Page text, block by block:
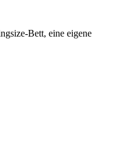
Bett, eine eigene